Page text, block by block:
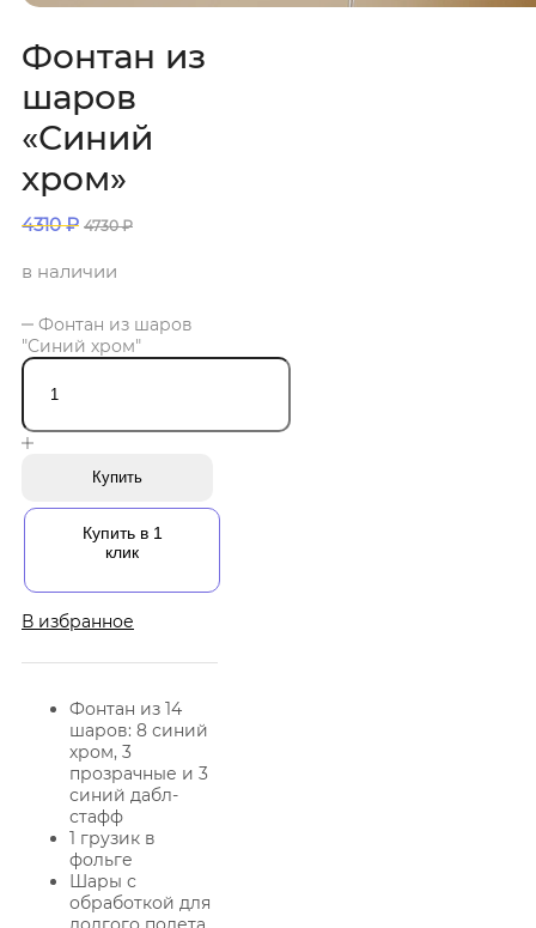
Фонтан из
шаров
«Синий
хром»
4310₽ 4730₽
в наличии
Фонтан из шаров
"Синий хром"
Купить
Купить в 1
клик
В избранное
Фонтан из 14
шаров: 8 синий
хром, 3
прозрачные и 3
синий дабл-
стафф
1 грузик в
фольге
Шары с
обработкой для